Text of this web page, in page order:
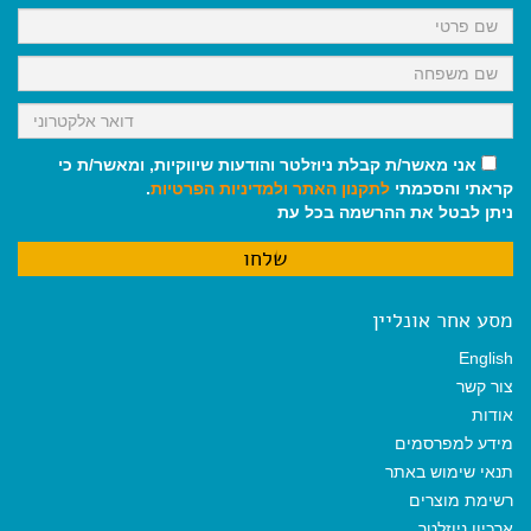
k
p
m
אני מאשר/ת קבלת ניוזלטר והודעות שיווקיות, ומאשר/ת כי
קראתי והסכמתי לתקנון האתר ולמדיניות הפרטיות.
ניתן לבטל את ההרשמה בכל עת
מסע אחר אונליין
English
צור קשר
אודות
מידע למפרסמים
תנאי שימוש באתר
רשימת מוצרים